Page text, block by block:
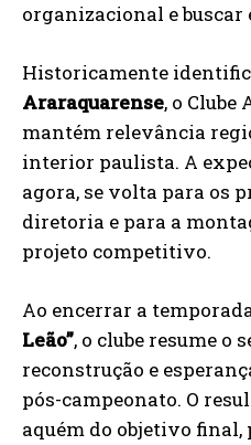
organizacional e
Historicamente
Araraquarense, o
mantém relevância
interior paulista. A
agora, se volta para os
diretoria e para a
projeto competitivo.
Ao encerrar a
Leão”, o clube resume o
reconstrução e
pós-campeonato. O
aquém do objetivo final,